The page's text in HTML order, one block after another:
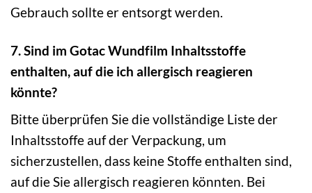
Gebrauch sollte er entsorgt werden.
7. Sind im Gotac Wundfilm Inhaltsstoffe
enthalten, auf die ich allergisch reagieren
könnte?
Bitte überprüfen Sie die vollständige Liste der
Inhaltsstoffe auf der Verpackung, um
sicherzustellen, dass keine Stoffe enthalten sind,
auf die Sie allergisch reagieren könnten. Bei